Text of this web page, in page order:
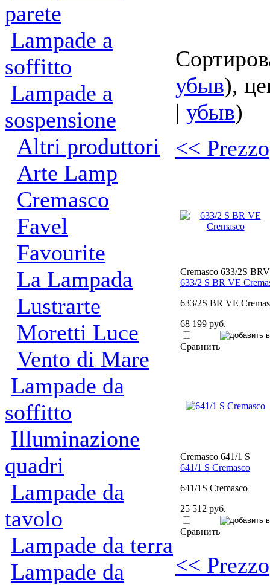
parete
Lampade a
soffitto
Lampade a
sospensione
Altri produttori
Arte Lamp
Cremasco
Favel
Favourite
La Lampada
Lustrarte
Moretti Luce
Vento di Mare
Lampade da
soffitto
Illuminazione
quadri
Lampade da
tavolo
Lampade da terra
Lampade da
убыв),
| убыв)
<< Prezzo
Cremasco 633/2S
633/2 S BR VE
633/2S BR VE
68 199 руб.
Сравнить
Cremasco 641/1 S
641/1 S Cremasco
641/1S Cremasco
25 512 руб.
Сравнить
<< Prezzo